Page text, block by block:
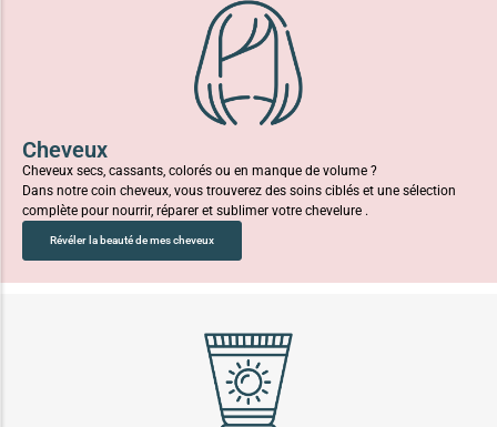
Cheveux
Cheveux secs, cassants, colorés ou en manque de volume ?
Dans notre coin cheveux, vous trouverez des soins ciblés et une sélection
complète pour nourrir, réparer et sublimer votre chevelure .
Révéler la beauté de mes cheveux